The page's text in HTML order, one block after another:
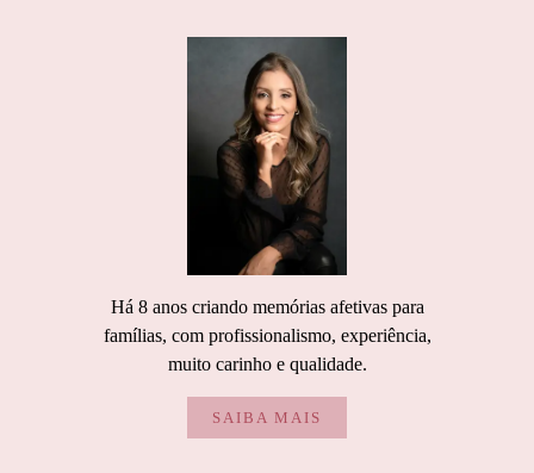
Há 8 anos criando memórias afetivas para
famílias, com profissionalismo, experiência,
muito carinho e qualidade.
SAIBA MAIS